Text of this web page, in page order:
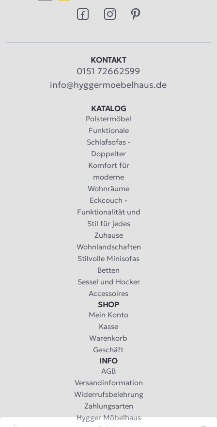
KONTAKT
0151 72662599
info@hyggermoebelhaus.de
KATALOG
Polstermöbel
Funktionale
Schlafsofas -
Doppelter
Komfort für
moderne
Wohnräume
Eckcouch -
Funktionalität und
Stil für jedes
Zuhause
Wohnlandschaften
Stilvolle Minisofas
Betten
Sessel und Hocker
Accessoires
SHOP
Mein Konto
Kasse
Warenkorb
Geschäft
INFO
AGB
Versandinformation
Widerrufsbelehrung
Zahlungsarten
Hygger Möbelhaus